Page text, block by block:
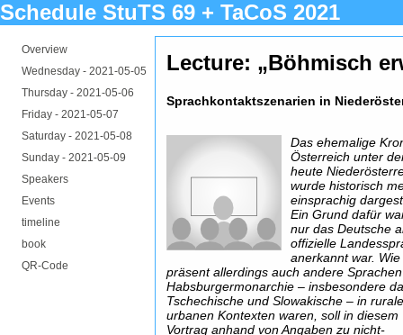
Schedule StuTS 69 + TaCoS 2021
Overview
Wednesday - 2021-05-05
Thursday - 2021-05-06
Friday - 2021-05-07
Saturday - 2021-05-08
Sunday - 2021-05-09
Speakers
Events
timeline
book
QR-Code
Lecture: „Böhmisch
Sprachkontaktszenarien in
Das ehemalige
Österreich unter
heute
wurde historisch
einsprachig
Ein Grund dafür
nur das Deutsche
offizielle
anerkannt war. Wie
präsent allerdings auch andere
Habsburgermonarchie – insbesondere
Tschechische und Slowakische – in
urbanen Kontexten waren, soll in diesem
Vortrag anhand von Angaben zu nicht-